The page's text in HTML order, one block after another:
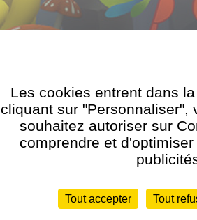
Les cookies entrent dans
cliquant sur "Personnaliser",
souhaitez autoriser sur
comprendre et
Tout accepter Tout